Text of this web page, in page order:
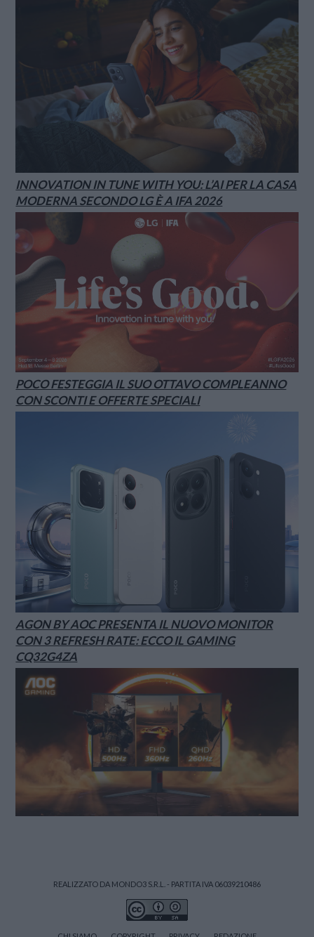
INNOVATION IN TUNE WITH YOU: L’AI PER LA CASA
MODERNA SECONDO LG È A IFA 2026
POCO FESTEGGIA IL SUO OTTAVO COMPLEANNO
CON SCONTI E OFFERTE SPECIALI
AGON BY AOC PRESENTA IL NUOVO MONITOR
CON 3 REFRESH RATE: ECCO IL GAMING
CQ32G4ZA
REALIZZATO DA MONDO3 S.R.L. - PARTITA IVA 06039210486